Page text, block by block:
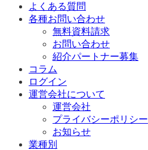
よくある質問
各種お問い合わせ
無料資料請求
お問い合わせ
紹介パートナー募集
コラム
ログイン
運営会社について
運営会社
プライバシーポリシー
お知らせ
業種別